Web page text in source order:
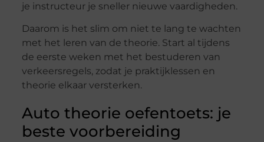
je instructeur je sneller nieuwe vaardigheden.
Daarom is het slim om niet te lang te wachten
met het leren van de theorie. Start al tijdens
de eerste weken met het bestuderen van
verkeersregels, zodat je praktijklessen en
theorie elkaar versterken.
Auto theorie oefentoets: je
beste voorbereiding